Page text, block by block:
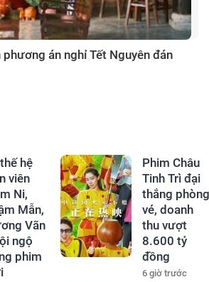
phương án nghỉ Tết Nguyên đán
hệ
viên
Ni,
Mẫn,
Vãn
ngộ
phim
Phim Châu
Tinh Trì đại
thắng phòng
vé, doanh
thu vượt
8.600 tỷ
đồng
6 giờ trước